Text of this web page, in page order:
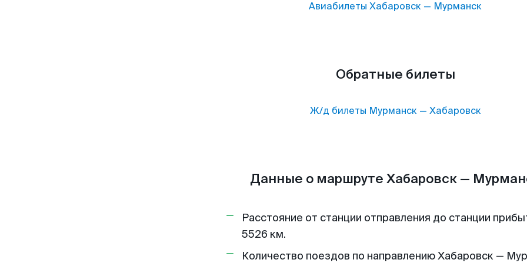
Авиабилеты Хабаровск — Мурманск
Обратные билеты
Ж/д билеты Мурманск— Хабаровск
Данные о маршруте Хабаровск —
Расстояние от станции отправления до станции
5526 км.
Количество поездов по направлению Хабаровск —